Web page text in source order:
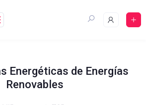
Energéticas de Energías
Renovables